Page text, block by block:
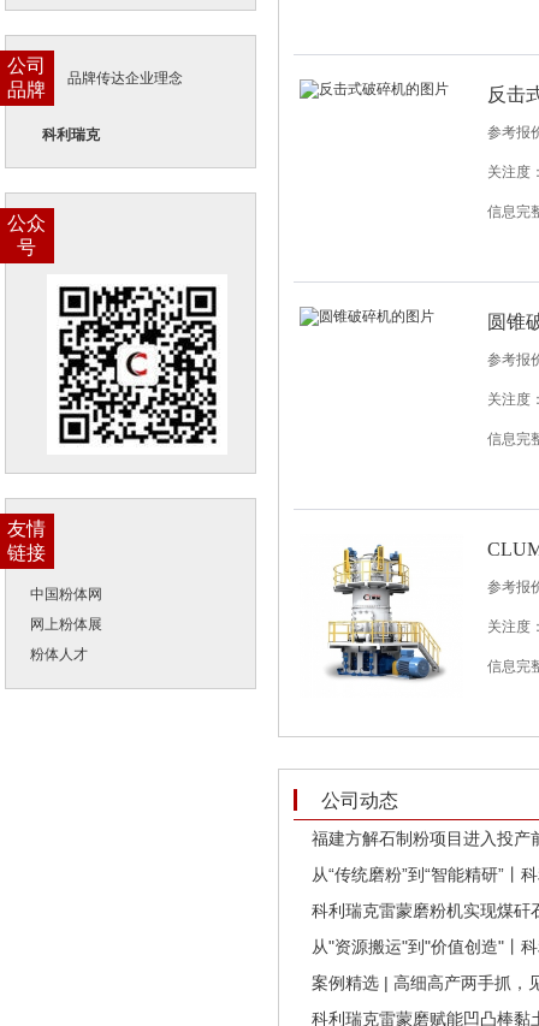
公司
品牌
品牌传达企业理念
科利瑞克
公众
号
友情
链接
中国粉体网
网上粉体展
粉体人才
反击
参考报
关注度
信息完
圆锥
参考报
关注度
信息完
参考报
关注度
信息完
公司动态
福建方解石制粉项目进入投产
从“传统磨粉”到“智能精研”
科利瑞克雷蒙磨粉机实现煤矸
从"资源搬运"到"价值创造"丨
案例精选 | 高细高产两手抓，
科利瑞克雷蒙磨赋能凹凸棒黏